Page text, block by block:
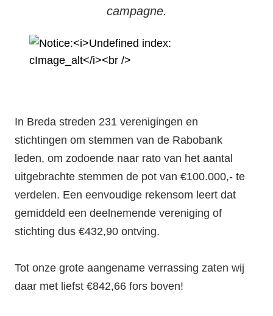
campagne.
In Breda streden 231 verenigingen en
stichtingen om stemmen van de Rabobank
leden, om zodoende naar rato van het aantal
uitgebrachte stemmen de pot van €100.000,- te
verdelen. Een eenvoudige rekensom leert dat
gemiddeld een deelnemende vereniging of
stichting dus €432,90 ontving.
Tot onze grote aangename verrassing zaten wij
daar met liefst €842,66 fors boven!